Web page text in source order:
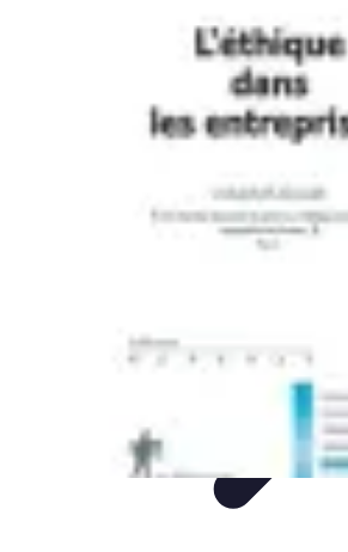
SolutionsGuidesTendances
Entreprise Zéro Déchet